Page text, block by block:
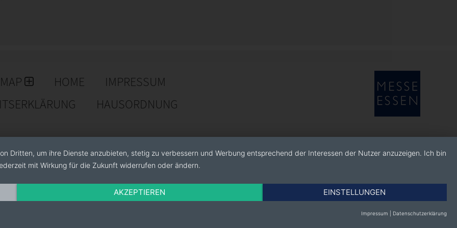
Einstiegspaketen über Komplettlösungen für den
HOME
IMPRESSUM
HAUSORDNUNG
Dritten, um ihre Dienste anzubieten, stetig zu verbessern und Werbung entsprechend der Interessen der Nutzer anzuzeigen. Ich bin
mit Wirkung für die Zukunft widerrufen oder ändern.
AKZEPTIEREN EINSTELLUNGEN
Impressum Datenschutzerklärung